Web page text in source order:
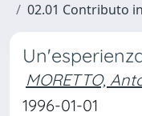
02.01 Contributo
MORETTO,
1996-01-01